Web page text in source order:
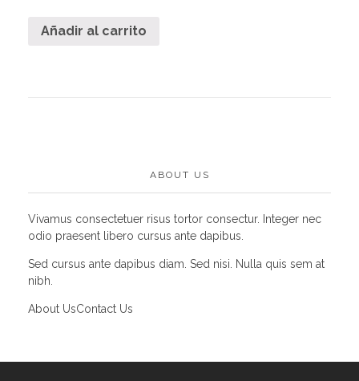
Añadir al carrito
ABOUT US
Vivamus consectetuer risus tortor consectur. Integer nec
odio praesent libero cursus ante dapibus.
Sed cursus ante dapibus diam. Sed nisi. Nulla quis sem at
nibh.
About UsContact Us